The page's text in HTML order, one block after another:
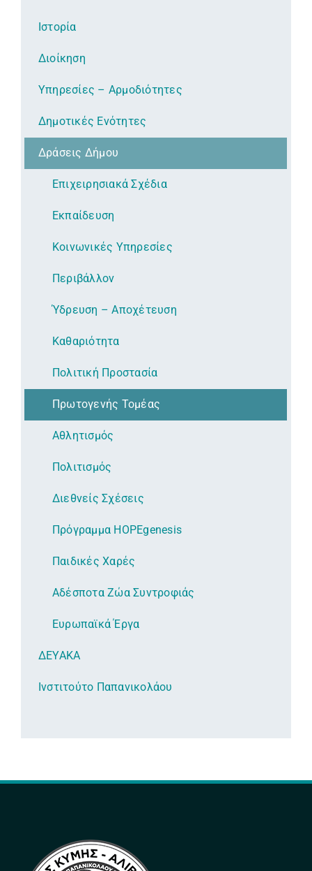
Ιστορία
Διοίκηση
Υπηρεσίες – Αρμοδιότητες
Δημοτικές Ενότητες
Δράσεις Δήμου
Επιχειρησιακά Σχέδια
Εκπαίδευση
Κοινωνικές Υπηρεσίες
Περιβάλλον
Ύδρευση – Αποχέτευση
Καθαριότητα
Πολιτική Προστασία
Πρωτογενής Τομέας
Αθλητισμός
Πολιτισμός
Διεθνείς Σχέσεις
Πρόγραμμα HOPEgenesis
Παιδικές Χαρές
Αδέσποτα Ζώα Συντροφιάς
Ευρωπαϊκά Έργα
ΔΕΥΑΚΑ
Ινστιτούτο Παπανικολάου